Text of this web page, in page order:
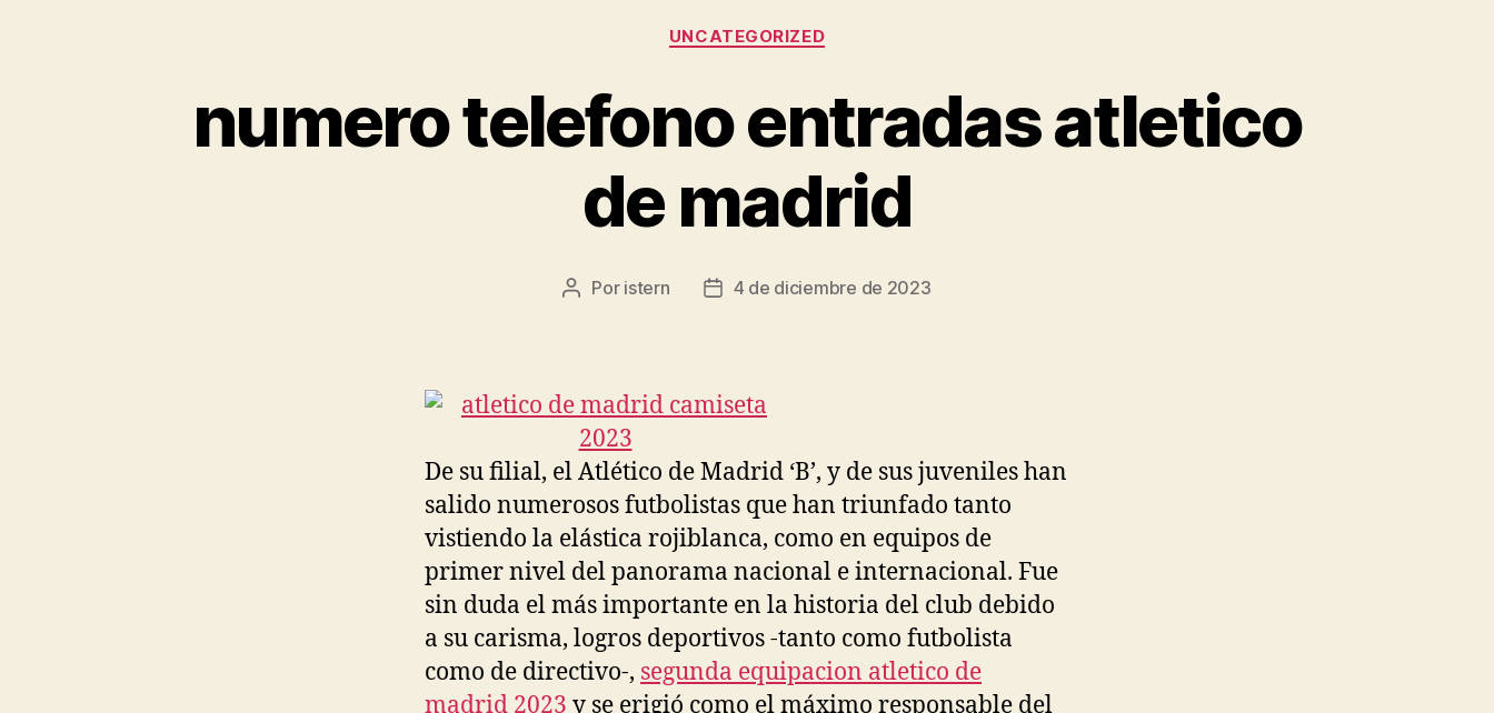
Categorías
UNCATEGORIZED
numero telefono entradas atletico
de madrid
Autor
Por istern
Fecha4 de diciembre de 2023
De su filial, el Atlético de Madrid ‘B’, y de sus juveniles han
salido numerosos futbolistas que han triunfado tanto
vistiendo la elástica rojiblanca, como en equipos de
primer nivel del panorama nacional e internacional. Fue
sin duda el más importante en la historia del club debido
a su carisma, logros deportivos -tanto como futbolista
como de directivo-, segunda equipacion atletico de
madrid 2023 y se erigió como el máximo responsable del